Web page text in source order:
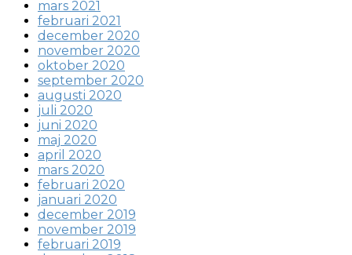
mars 2021
februari 2021
december 2020
november 2020
oktober 2020
september 2020
augusti 2020
juli 2020
juni 2020
maj 2020
april 2020
mars 2020
februari 2020
januari 2020
december 2019
november 2019
februari 2019